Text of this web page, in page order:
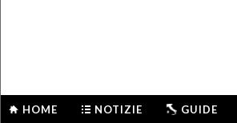
HOME NOTIZIE GUIDE